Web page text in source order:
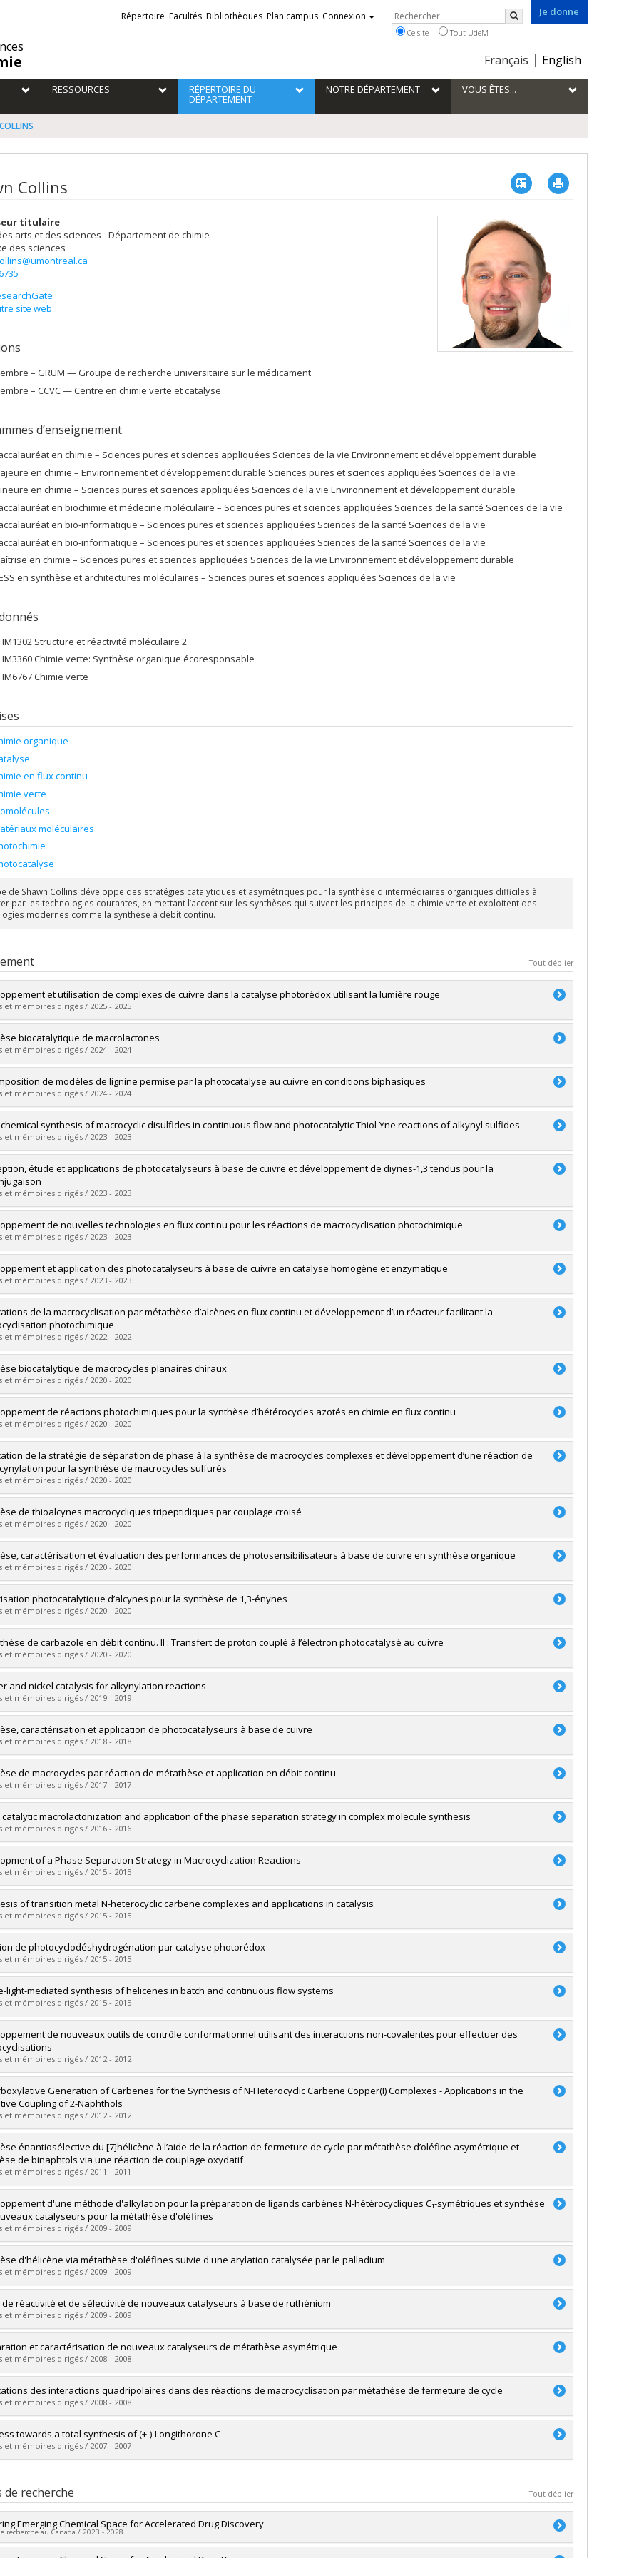
Je donne
Choix
la
langue
Français English
Liens
externes
Répertoire Facultés Bibliothèques Plan campus Connexion Rechercher
Rechercher
Ce site Tout UdeM
RESSOURCES RÉPERTOIRE DU
DÉPARTEMENT
NOTRE DÉPARTEMENT VOUS ÊTES...
Collins Vcard
titulaire
arts et des sciences - Département de chimie
des sciences
site web
– GRUM — Groupe de recherche universitaire sur le médicament
– CCVC — Centre en chimie verte et catalyse
d’enseignement
en chimie – Sciences pures et sciences appliquées Sciences de la vie Environnement et développement durable
en chimie – Environnement et développement durable Sciences pures et sciences appliquées Sciences de la vie
en chimie – Sciences pures et sciences appliquées Sciences de la vie Environnement et développement durable
en biochimie et médecine moléculaire – Sciences pures et sciences appliquées Sciences de la santé Sciences de la vie
en bio-informatique – Sciences pures et sciences appliquées Sciences de la santé Sciences de la vie
en bio-informatique – Sciences pures et sciences appliquées Sciences de la santé Sciences de la vie
en chimie – Sciences pures et sciences appliquées Sciences de la vie Environnement et développement durable
en synthèse et architectures moléculaires – Sciences pures et sciences appliquées Sciences de la vie
Structure et réactivité moléculaire 2
Chimie verte: Synthèse organique écoresponsable
Chimie verte
organique
en flux continu
verte
moléculaires
de Shawn Collins développe des stratégies catalytiques et asymétriques pour la synthèse d'intermédiaires organiques difficiles à
par les technologies courantes, en mettant l’accent sur les synthèses qui suivent les principes de la chimie verte et exploitent des
modernes comme la synthèse à débit continu.
Tout déplier
et utilisation de complexes de cuivre dans la catalyse photorédox utilisant la lumière rouge
et mémoires dirigés / 2025 - 2025
:Bourdon, Jérémie
Maîtrise
obtenu :M. Sc.
le document dans Papyrus
biocatalytique de macrolactones
et mémoires dirigés / 2024 - 2024
:Guerrero-Morales, Javier
Doctorat
obtenu :Ph. D.
le document dans Papyrus
de modèles de lignine permise par la photocatalyse au cuivre en conditions biphasiques
et mémoires dirigés / 2024 - 2024
:Bertin, Cédric
Maîtrise
obtenu :M. Sc.
le document dans Papyrus
synthesis of macrocyclic disulfides in continuous flow and photocatalytic Thiol-Yne reactions of alkynyl sulfides
et mémoires dirigés / 2023 - 2023
:Bleton, Olivier
Maîtrise
obtenu :M. Sc.
le document dans Papyrus
étude et applications de photocatalyseurs à base de cuivre et développement de diynes-1,3 tendus pour la
et mémoires dirigés / 2023 - 2023
:Cruché, Corentin
Doctorat
obtenu :Ph. D.
le document dans Papyrus
de nouvelles technologies en flux continu pour les réactions de macrocyclisation photochimique
et mémoires dirigés / 2023 - 2023
:Neiderer, William
Maîtrise
obtenu :M. Sc.
le document dans Papyrus
et application des photocatalyseurs à base de cuivre en catalyse homogène et enzymatique
et mémoires dirigés / 2023 - 2023
:Minozzi, Clémentine
Doctorat
obtenu :Ph. D.
le document dans Papyrus
de la macrocyclisation par métathèse d’alcènes en flux continu et développement d’un réacteur facilitant la
photochimique
et mémoires dirigés / 2022 - 2022
:Morin, Émilie
Doctorat
obtenu :Ph. D.
le document dans Papyrus
biocatalytique de macrocycles planaires chiraux
et mémoires dirigés / 2020 - 2020
:Gagnon, Christina
Maîtrise
obtenu :M. Sc.
le document dans Papyrus
de réactions photochimiques pour la synthèse d’hétérocycles azotés en chimie en flux continu
et mémoires dirigés / 2020 - 2020
:Parisien-Collette, Shawn
Doctorat
obtenu :Ph. D.
le document dans Papyrus
de la stratégie de séparation de phase à la synthèse de macrocycles complexes et développement d’une réaction de
pour la synthèse de macrocycles sulfurés
et mémoires dirigés / 2020 - 2020
: Godin, Éric
Doctorat
obtenu :Ph. D.
le document dans Papyrus
de thioalcynes macrocycliques tripeptidiques par couplage croisé
et mémoires dirigés / 2020 - 2020
:Nguyen Thanh, Sacha
Maîtrise
obtenu :M. Sc.
le document dans Papyrus
caractérisation et évaluation des performances de photosensibilisateurs à base de cuivre en synthèse organique
et mémoires dirigés / 2020 - 2020
: Sosoe, Johann
Maîtrise
obtenu :M. Sc.
le document dans Papyrus
photocatalytique d’alcynes pour la synthèse de 1,3-énynes
et mémoires dirigés / 2020 - 2020
:Grenier-Petel, Jean-Christophe
Maîtrise
obtenu :M. Sc.
le document dans Papyrus
de carbazole en débit continu. II : Transfert de proton couplé à l’électron photocatalysé au cuivre
et mémoires dirigés / 2020 - 2020
:Caron, Antoine
Doctorat
obtenu :Ph. D.
le document dans Papyrus
and nickel catalysis for alkynylation reactions
et mémoires dirigés / 2019 - 2019
:Santandrea, Jeffrey
Doctorat
obtenu :Ph. D.
le document dans Papyrus
caractérisation et application de photocatalyseurs à base de cuivre
et mémoires dirigés / 2018 - 2018
: Minozzi, Clémentine
Maîtrise
obtenu :M. Sc.
le document dans Papyrus
de macrocycles par réaction de métathèse et application en débit continu
et mémoires dirigés / 2017 - 2017
:Raymond, Michaël
Doctorat
obtenu :Ph. D.
le document dans Papyrus
catalytic macrolactonization and application of the phase separation strategy in complex molecule synthesis
et mémoires dirigés / 2016 - 2016
:de Léséleuc, Mylène
Doctorat
obtenu :Ph. D.
le document dans Papyrus
of a Phase Separation Strategy in Macrocyclization Reactions
et mémoires dirigés / 2015 - 2015
:Bédard, Anne-Catherine
Doctorat
obtenu :Ph. D.
le document dans Papyrus
of transition metal N-heterocyclic carbene complexes and applications in catalysis
et mémoires dirigés / 2015 - 2015
:Holtz-Mulholland, Michael
Doctorat
obtenu :Ph. D.
le document dans Papyrus
de photocyclodéshydrogénation par catalyse photorédox
et mémoires dirigés / 2015 - 2015
:Hernandez-Perez, Augusto César
Doctorat
obtenu :Ph. D.
le document dans Papyrus
light-mediated synthesis of helicenes in batch and continuous flow systems
et mémoires dirigés / 2015 - 2015
:Vlassova, Anna
Maîtrise
obtenu :M. Sc.
le document dans Papyrus
de nouveaux outils de contrôle conformationnel utilisant des interactions non-covalentes pour effectuer des
et mémoires dirigés / 2012 - 2012
:Bolduc, Philippe
Maîtrise
obtenu :M. Sc.
le document dans Papyrus
Generation of Carbenes for the Synthesis of N-Heterocyclic Carbene Copper(I) Complexes - Applications in the
Coupling of 2-Naphthols
et mémoires dirigés / 2012 - 2012
:Le Gall, Tatiana
Maîtrise
obtenu :M. Sc.
le document dans Papyrus
énantiosélective du [7]hélicène à l’aide de la réaction de fermeture de cycle par métathèse d’oléfine asymétrique et
de binaphtols via une réaction de couplage oxydatif
et mémoires dirigés / 2011 - 2011
:Grandbois, Alain
Doctorat
obtenu :Ph. D.
le document dans Papyrus
d'une méthode d'alkylation pour la préparation de ligands carbènes N-hétérocycliques C₁-symétriques et synthèse
catalyseurs pour la métathèse d'oléfines
et mémoires dirigés / 2009 - 2009
:Savoie, Jolaine
Maîtrise
obtenu :M. Sc.
le document dans Papyrus
d'hélicène via métathèse d'oléfines suivie d'une arylation catalysée par le palladium
et mémoires dirigés / 2009 - 2009
:Côté, Julie
Maîtrise
obtenu :M. Sc.
le document dans Papyrus
de réactivité et de sélectivité de nouveaux catalyseurs à base de ruthénium
et mémoires dirigés / 2009 - 2009
:Stenne, Brice
Maîtrise
obtenu :M. Sc.
le document dans Papyrus
et caractérisation de nouveaux catalyseurs de métathèse asymétrique
et mémoires dirigés / 2008 - 2008
:Fournier, Pierre-André
Maîtrise
obtenu :M. Sc.
le document dans Papyrus
des interactions quadripolaires dans des réactions de macrocyclisation par métathèse de fermeture de cycle
et mémoires dirigés / 2008 - 2008
:El-Azizi, Yassir
Doctorat
obtenu :Ph. D.
towards a total synthesis of (+-)-Longithorone C
et mémoires dirigés / 2007 - 2007
Maîtrise
obtenu :M. Sc.
le document dans Papyrus
de recherche Tout déplier
Emerging Chemical Space for Accelerated Drug Discovery
recherche au Canada / 2023 - 2028